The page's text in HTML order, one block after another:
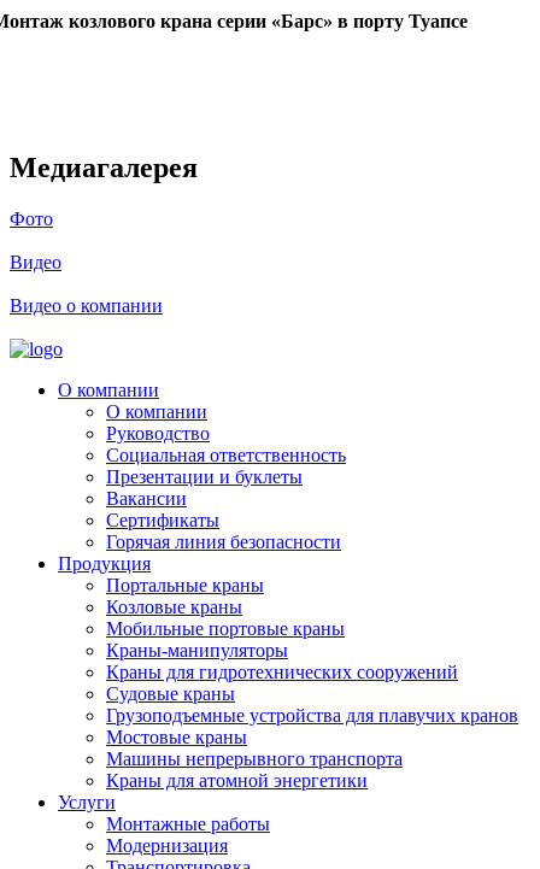
козлового крана серии «Барс» в порту Туапсе
Медиагалерея
Фото
Видео
Видео о компании
О компании
О компании
Руководство
Социальная ответственность
Презентации и буклеты
Вакансии
Сертификаты
Горячая линия безопасности
Продукция
Портальные краны
Козловые краны
Мобильные портовые краны
Краны-манипуляторы
Краны для гидротехнических сооружений
Судовые краны
Грузоподъемные устройства для плавучих кранов
Мостовые краны
Машины непрерывного транспорта
Краны для атомной энергетики
Услуги
Монтажные работы
Модернизация